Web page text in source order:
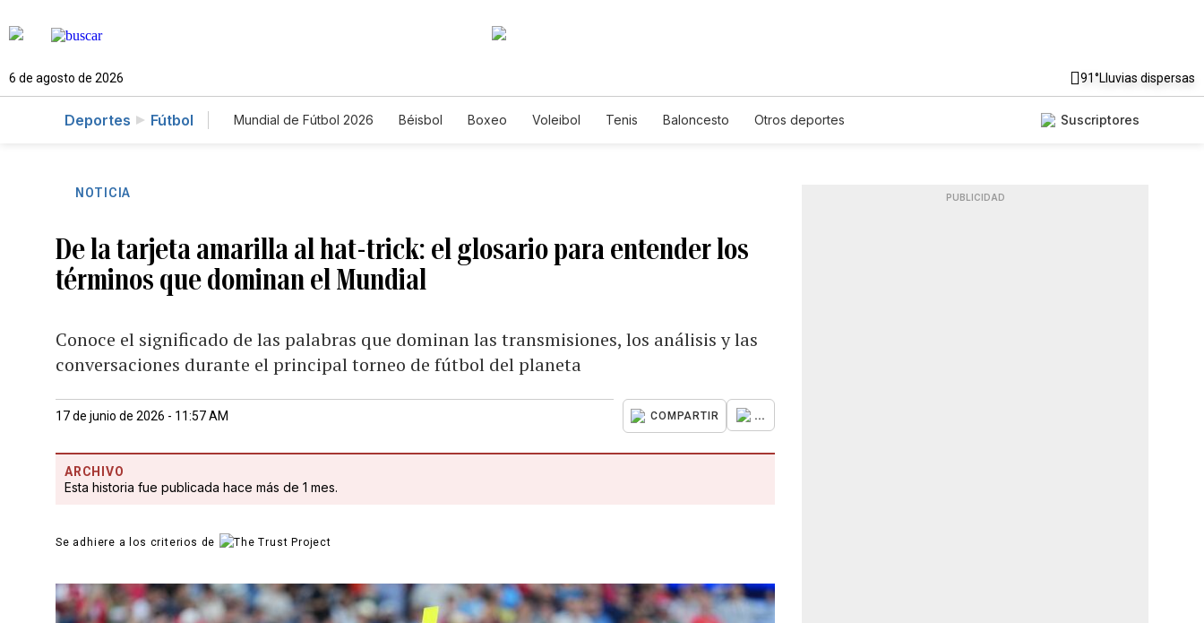
6 de agosto de 2026 91°Lluvias dispersas
Deportes Fútbol Mundial de Fútbol 2026 Béisbol Boxeo Voleibol Tenis Baloncesto Otros deportes Suscriptores
NOTICIA
De la tarjeta amarilla al hat-trick: el glosario para entender los
términos que dominan el Mundial
Conoce el significado de las palabras que dominan las transmisiones, los análisis y las
conversaciones durante el principal torneo de fútbol del planeta
17 de junio de 2026 - 11:57 AM COMPARTIR ...
ARCHIVO
Esta historia fue publicada hace más de 1 mes.
Se adhiere a los criterios de
PUBLICIDAD